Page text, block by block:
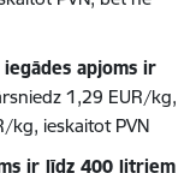
apjoms ir
1,29 EUR/kg,
kg, ieskaitot PVN
ir līdz 400 litriem